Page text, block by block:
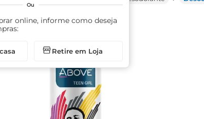
Ou
online, informe como deseja
Retire em Loja
café
biscoito
arroz
iogurte